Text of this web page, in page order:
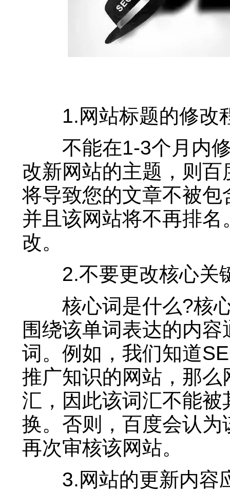
1.网站标题的修改
不能在1-3个月内修
改新网站的主题，则
将导致您的文章不被
并且该网站将不再排
改。
2.不要更改核心关
核心词是什么?核心
围绕该单词表达的内
词。例如，我们知道
推广知识的网站，那
汇，因此该词汇不能
换。否则，百度会认
再次审核该网站。
3.网站的更新内容